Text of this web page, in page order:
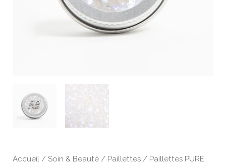
Accueil /Soin & Beauté / Paillettes / Paillettes PURE